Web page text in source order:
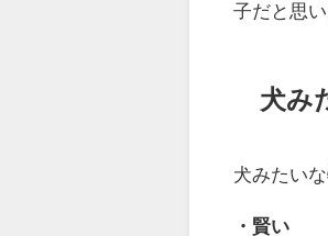
子だと思い
犬み
犬みたい
・賢い